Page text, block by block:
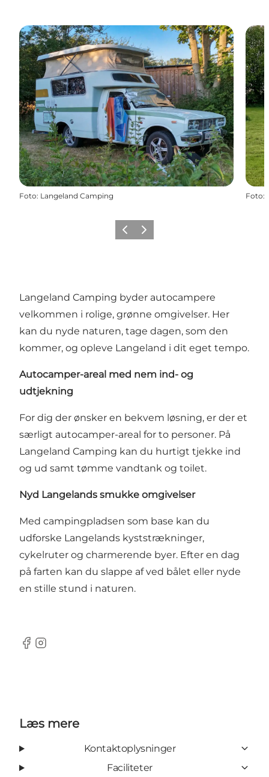
Foto: Langeland Camping Foto:
ForrigeNæste
Langeland Camping byder autocampere
velkommen i rolige, grønne omgivelser. Her
kan du nyde naturen, tage dagen, som den
kommer, og opleve Langeland i dit eget tempo.
Autocamper-areal med nem ind- og
udtjekning
For dig der ønsker en bekvem løsning, er der et
særligt autocamper-areal for to personer. På
Langeland Camping kan du hurtigt tjekke ind
og ud samt tømme vandtank og toilet.
Nyd Langelands smukke omgivelser
Med campingpladsen som base kan du
udforske Langelands kyststrækninger,
cykelruter og charmerende byer. Efter en dag
på farten kan du slappe af ved bålet eller nyde
en stille stund i naturen.
Facebook
Instagram
Læs mere
Kontaktoplysninger
Faciliteter